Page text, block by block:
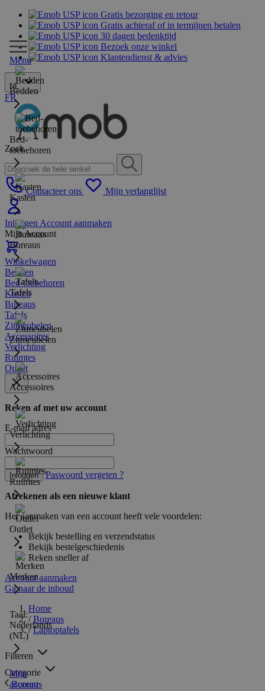
Gratis bezorging en retour
Gratis achteraf of in termijnen betalen
30 dagen bedenktijd
Bezoek onze winkel
Klantendienst & advies
NL
FR
Zoek
Contacteer ons Mijn verlanglijst
Inloggen Account aanmaken
Mijn Account
Winkelwagen
Menu
Bedden
Bed-
toebehoren
Kasten
Bureaus
Tafels
Zitmeubelen
Accessoires
Verlichting
Ruimtes
Outlet
Merken
Taal:
Nederlands
(NL)
Mijn
account
Bedden
Bed-toebehoren
Kasten
Bureaus
Tafels
Zitmeubelen
Accessoires
Verlichting
Ruimtes
Outlet
Reken af met uw account
E-mail adres
Wachtwoord
Inloggen Paswoord vergeten ?
Afrekenen als een nieuwe klant
Het aanmaken van een account heeft vele voordelen:
Bekijk bestelling en verzendstatus
Bekijk bestelgeschiedenis
Reken sneller af
Account aanmaken
Ga naar de inhoud
Home
/ Bureaus
/ Laptoptafels
Filteren
Categorie
Bureaus